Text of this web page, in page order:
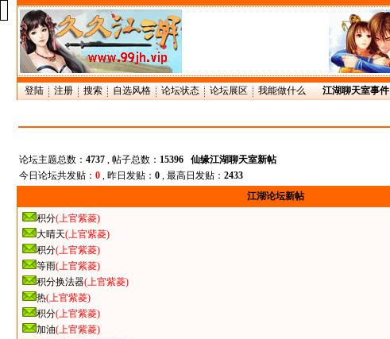
登陆 注册 搜索 自选风格 论坛状态 论坛展区 我能做什么 江湖聊天室事件
论坛主题总数： 4737, 帖子总数： 15396
仙缘江湖聊天室新帖
今日论坛共发贴： 0, 昨日发贴： 0, 最高日发贴： 2433
江湖论坛新帖
积分(上官紫菱)
大晴天(上官紫菱)
积分(上官紫菱)
等雨(上官紫菱)
积分换法器(上官紫菱)
热(上官紫菱)
积分(上官紫菱)
加油(上官紫菱)